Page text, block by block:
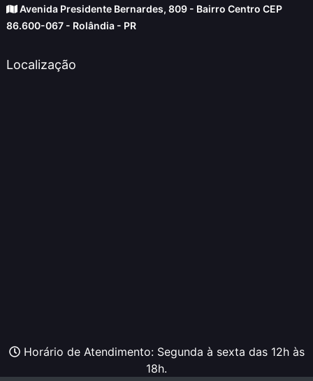
Avenida Presidente Bernardes, 809 - Bairro Centro CEP
86.600-067 - Rolândia - PR
Localização
Horário de Atendimento: Segunda à sexta das 12h às
18h.